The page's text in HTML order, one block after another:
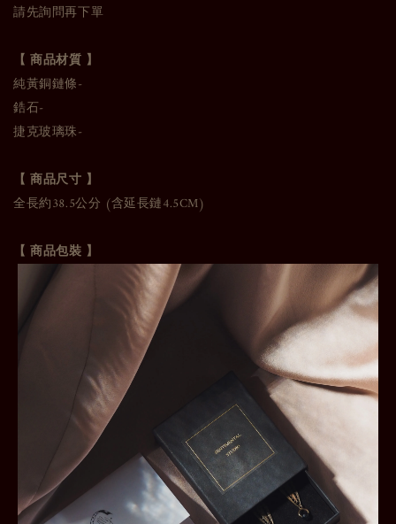
請先詢問再下單
【 商品材質 】
純黃銅鏈條-
鋯石-
捷克玻璃珠-
【 商品尺寸 】
全長約38.5公分 (含延長鏈4.5CM)
【 商品包裝 】